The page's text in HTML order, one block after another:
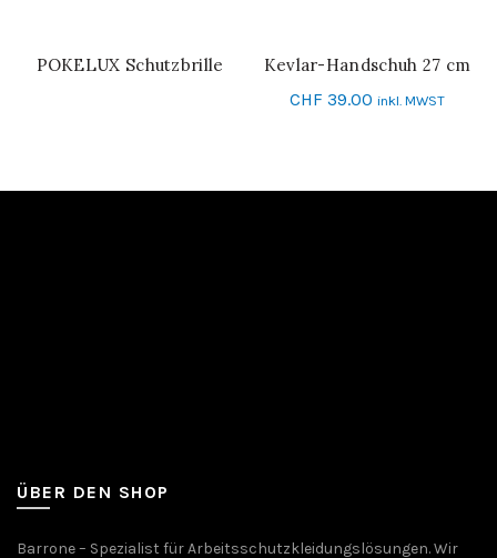
WEITERLESEN
POKELUX Schutzbrille IN DEN WARENKORB
Kevlar-Handschuh 27 cm
CHF 39.00 inkl. MWST
ÜBER DEN SHOP
Barrone – Spezialist für Arbeitsschutzkleidungslösungen. Wir